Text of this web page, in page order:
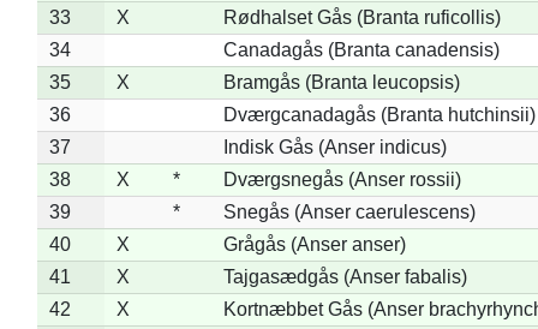
33
X
Rødhalset Gås (Branta ruficollis)
34
Canadagås (Branta canadensis)
35
X
Bramgås (Branta leucopsis)
36
Dværgcanadagås (Branta hutchinsii)
37
Indisk Gås (Anser indicus)
38
X *
Dværgsnegås (Anser rossii)
39
*
Snegås (Anser caerulescens)
40
X
Grågås (Anser anser)
41
X
Tajgasædgås (Anser fabalis)
42
X
Kortnæbbet Gås (Anser